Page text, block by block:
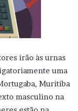
irão às urnas
uma
Muritiba
masculino na